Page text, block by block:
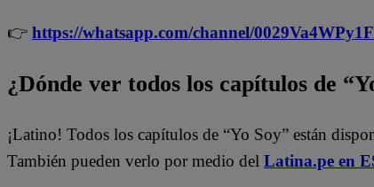
👉 https://whatsapp.com/channel/
¿Dónde ver todos los capítulos de
¡Latino! Todos los capítulos de “Yo Soy” están
También pueden verlo por medio del Latina.pe en